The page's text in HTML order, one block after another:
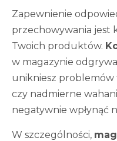
Zapewnienie
przechowywania jest
Twoich produktów.
w magazynie
unikniesz problemów
czy nadmierne
negatywnie wpłynąć
W szczególności,